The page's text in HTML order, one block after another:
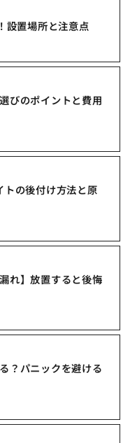
設置場所と注意点
びのポイントと費用
の後付け方法と原
れ】放置すると後悔
？パニックを避ける